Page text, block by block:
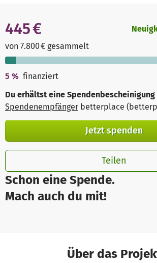
Schon eine Spende.
Mach auch du mit!
445 €
von 7.800 € gesammelt
5 % finanziert
Du erhältst eine Spendenbescheinigung
Spendenempfänger betterplace
Jetzt spenden
Teilen
Über das